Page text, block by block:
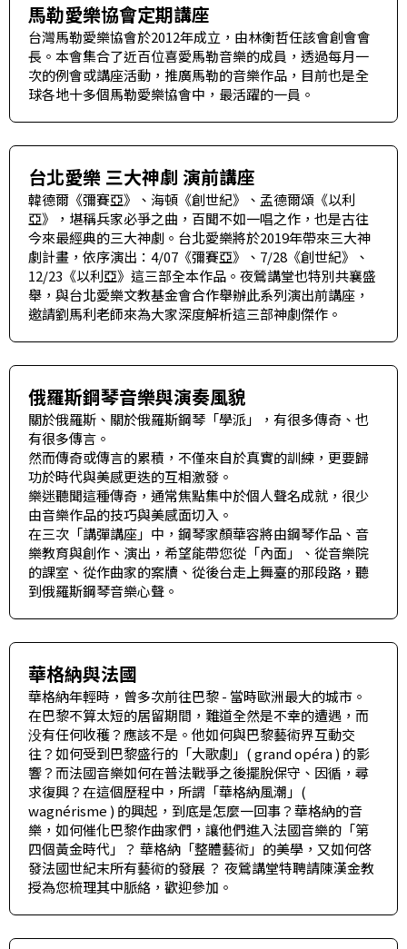
馬勒愛樂協會定期講座
台灣馬勒愛樂協會於2012年成立，由林衡哲任該會創會會
長。本會集合了近百位喜愛馬勒音樂的成員，透過每月一
次的例會或講座活動，推廣馬勒的音樂作品，目前也是全
球各地十多個馬勒愛樂協會中，最活躍的一員。
台北愛樂 三大神劇 演前講座
韓德爾《彌賽亞》、海頓《創世紀》、孟德爾頌《以利
亞》，堪稱兵家必爭之曲，百聞不如一唱之作，也是古往
今來最經典的三大神劇。台北愛樂將於2019年帶來三大神
劇計畫，依序演出：4/07《彌賽亞》、7/28《創世紀》、
12/23《以利亞》這三部全本作品。夜鶯講堂也特別共襄盛
舉，與台北愛樂文教基金會合作舉辦此系列演出前講座，
邀請劉馬利老師來為大家深度解析這三部神劇傑作。
俄羅斯鋼琴音樂與演奏風貌
關於俄羅斯、關於俄羅斯鋼琴「學派」，有很多傳奇、也
有很多傳言。
然而傳奇或傳言的累積，不僅來自於真實的訓練，更要歸
功於時代與美感更迭的互相激發。
樂迷聽聞這種傳奇，通常焦點集中於個人聲名成就，很少
由音樂作品的技巧與美感面切入。
在三次「講彈講座」中，鋼琴家顏華容將由鋼琴作品、音
樂教育與創作、演出，希望能帶您從「內面」、從音樂院
的課室、從作曲家的案牘、從後台走上舞臺的那段路，聽
到俄羅斯鋼琴音樂心聲。
華格納與法國
華格納年輕時，曾多次前往巴黎 - 當時歐洲最大的城市。
在巴黎不算太短的居留期間，難道全然是不幸的遭遇，而
没有任何收穫？應該不是。他如何與巴黎藝術界互動交
往？如何受到巴黎盛行的「大歌劇」( grand opéra ) 的影
響？而法國音樂如何在普法戰爭之後擺脫保守、因循，尋
求復興？在這個歷程中，所謂「華格納風潮」(
wagnérisme ) 的興起，到底是怎麼一回事？華格納的音
樂，如何催化巴黎作曲家們，讓他們進入法國音樂的「第
四個黃金時代」？ 華格納「整體藝術」的美學，又如何啓
發法國世紀末所有藝術的發展 ？ 夜鶯講堂特聘請陳漢金教
授為您梳理其中脈絡，歡迎參加。